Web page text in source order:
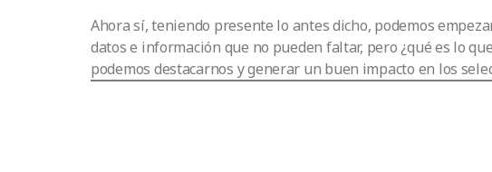
Ahora sí, teniendo presente lo antes dicho, podemos
datos e información que no pueden faltar, pero ¿qué es lo
podemos destacarnos y generar un buen impacto en los